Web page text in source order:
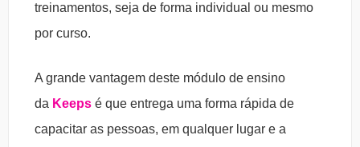
treinamentos, seja de forma individual ou mesmo
por curso.
A grande vantagem deste módulo de ensino
da Keeps é que entrega uma forma rápida de
capacitar as pessoas, em qualquer lugar e a